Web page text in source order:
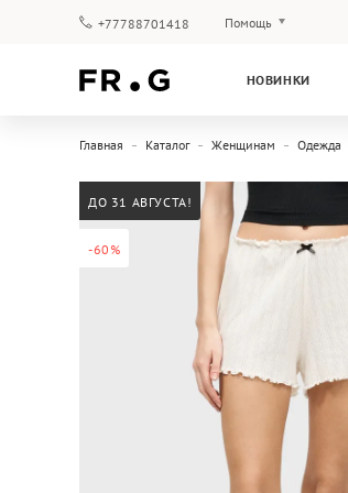
+77788701418 Помощь
НОВИНКИ
Главная Каталог Женщинам Одежда
-60%
ДО 31 АВГУСТА!